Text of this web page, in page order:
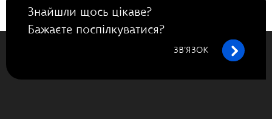
Знайшли щось цікаве?
Бажаєте поспілкуватися?
ЗВ’ЯЗОК